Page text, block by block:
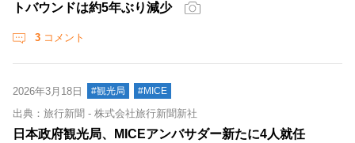
トバウンドは約5年ぶり減少
3 コメント
2026年3月18日 #観光局 #MICE
出典：旅行新聞 - 株式会社旅行新聞新社
日本政府観光局、MICEアンバサダー新たに4人就任